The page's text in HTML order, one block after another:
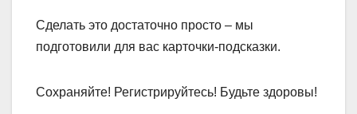
Сделать это достаточно просто – мы
подготовили для вас карточки-подсказки.
Сохраняйте! Регистрируйтесь! Будьте здоровы!